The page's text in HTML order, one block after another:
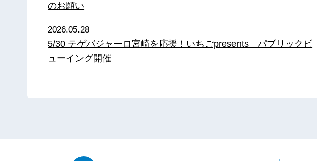
のお願い
2026.05.28
5/30 テゲバジャーロ宮崎を応援！いちごpresents パブリックビ
ューイング開催